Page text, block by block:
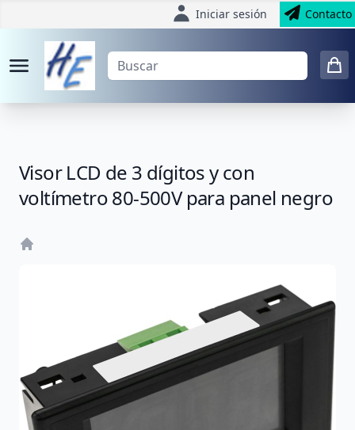
Iniciar sesión Contacto
Visor LCD de 3 dígitos y con
voltímetro 80-500V para panel negro